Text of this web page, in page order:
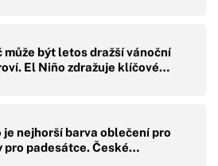
může být letos dražší vánoční
El Niño zdražuje klíčové…
je nejhorší barva oblečení pro
pro padesátce. České…